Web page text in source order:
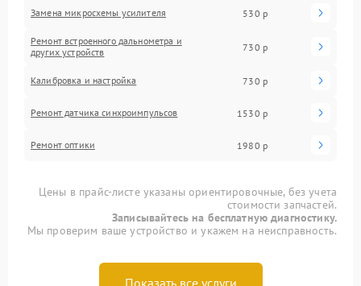
Замена микросхемы усилителя 530 р
Ремонт встроенного дальнометра и
других устройств
730 р
Калибровка и настройка 730 р
Ремонт датчика синхроимпульсов 1530 р
Ремонт оптики 1980 р
Цены в прайс-листе указаны ориентировочные, без учета
стоимости запчастей.
Записывайтесь на бесплатную диагностику.
Мы проверим ваше устройство и укажем на неисправность.
Показать все услуги